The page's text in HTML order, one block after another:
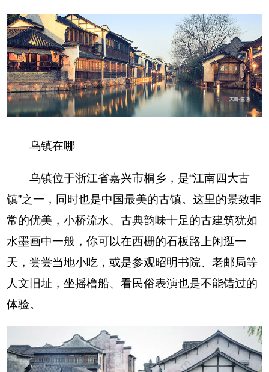
乌镇在哪
乌镇位于浙江省嘉兴市桐乡，是“江南四大古
镇”之一，同时也是中国最美的古镇。这里的景致非
常的优美，小桥流水、古典韵味十足的古建筑犹如
水墨画中一般，你可以在西栅的石板路上闲逛一
天，尝尝当地小吃，或是参观昭明书院、老邮局等
人文旧址，坐摇橹船、看民俗表演也是不能错过的
体验。